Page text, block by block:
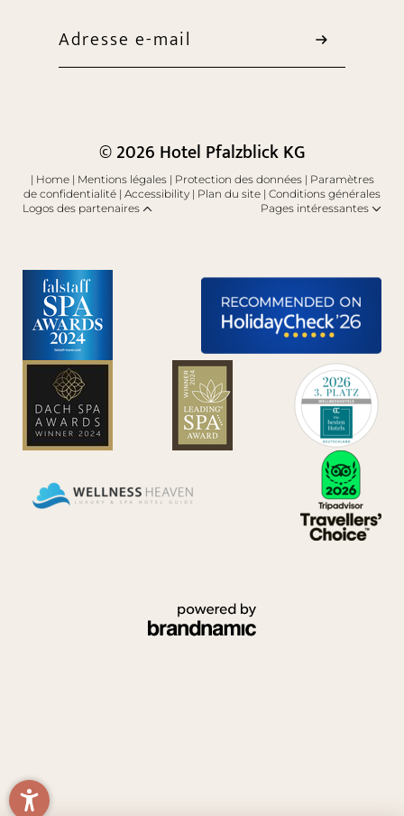
Adresse e-mail
© 2026 Hotel Pfalzblick KG
| Home | Mentions légales | Protection des données | Paramètres
de confidentialité | Accessibility | Plan du site | Conditions générales
Logos des partenaires
Pages intéressantes